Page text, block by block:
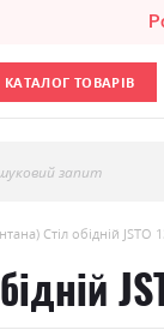
КАТАЛОГ ТОВАРІВ
запит
Стіл обідній